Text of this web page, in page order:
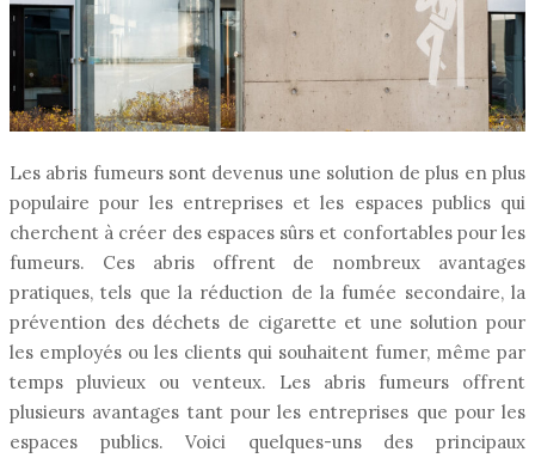
Les abris fumeurs sont devenus une solution de plus en plus
populaire pour les entreprises et les espaces publics qui
cherchent à créer des espaces sûrs et confortables pour les
fumeurs. Ces abris offrent de nombreux avantages
pratiques, tels que la réduction de la fumée secondaire, la
prévention des déchets de cigarette et une solution pour
les employés ou les clients qui souhaitent fumer, même par
temps pluvieux ou venteux. Les abris fumeurs offrent
plusieurs avantages tant pour les entreprises que pour les
espaces publics. Voici quelques-uns des principaux